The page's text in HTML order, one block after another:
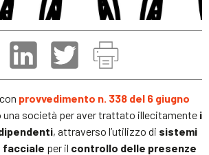
provvedimento n. 338 del 6 giugno
una società per aver trattato illecitamente i
, attraverso l’utilizzo di sistemi
facciale per il controllo delle presenze